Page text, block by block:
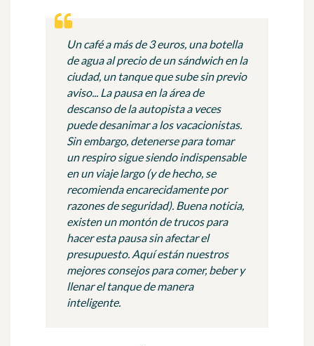
Un café a más de 3 euros, una botella
de agua al precio de un sándwich en la
ciudad, un tanque que sube sin previo
aviso... La pausa en la área de
descanso de la autopista a veces
puede desanimar a los vacacionistas.
Sin embargo, detenerse para tomar
un respiro sigue siendo indispensable
en un viaje largo (y de hecho, se
recomienda encarecidamente por
razones de seguridad). Buena noticia,
existen un montón de trucos para
hacer esta pausa sin afectar el
presupuesto. Aquí están nuestros
mejores consejos para comer, beber y
llenar el tanque de manera
inteligente.